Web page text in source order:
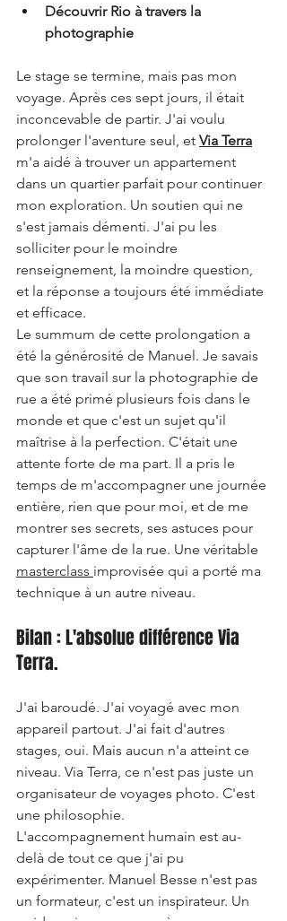
Découvrir Rio à travers la
photographie
Le stage se termine, mais pas mon
voyage. Après ces sept jours, il était
inconcevable de partir. J'ai voulu
prolonger l'aventure seul, et Via Terra
m'a aidé à trouver un appartement
dans un quartier parfait pour continuer
mon exploration. Un soutien qui ne
s'est jamais démenti. J'ai pu les
solliciter pour le moindre
renseignement, la moindre question,
et la réponse a toujours été immédiate
et efficace.
Le summum de cette prolongation a
été la générosité de Manuel. Je savais
que son travail sur la photographie de
rue a été primé plusieurs fois dans le
monde et que c'est un sujet qu'il
maîtrise à la perfection. C'était une
attente forte de ma part. Il a pris le
temps de m'accompagner une journée
entière, rien que pour moi, et de me
montrer ses secrets, ses astuces pour
capturer l'âme de la rue. Une véritable
masterclass improvisée qui a porté ma
technique à un autre niveau.
Bilan : L'absolue différence Via
Terra.
J'ai baroudé. J'ai voyagé avec mon
appareil partout. J'ai fait d'autres
stages, oui. Mais aucun n'a atteint ce
niveau. Via Terra, ce n'est pas juste un
organisateur de voyages photo. C'est
une philosophie.
L'accompagnement humain est au-
delà de tout ce que j'ai pu
expérimenter. Manuel Besse n'est pas
un formateur, c'est un inspirateur. Un